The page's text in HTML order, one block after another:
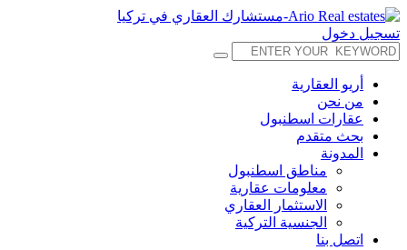
تسجيل دخول
أريو العقارية
من نحن
عقارات اسطنبول
بحث متقدم
المدونة
مناطق اسطنبول
معلومات عقارية
الاستثمار العقاري
الجنسية التركية
اتصل بنا